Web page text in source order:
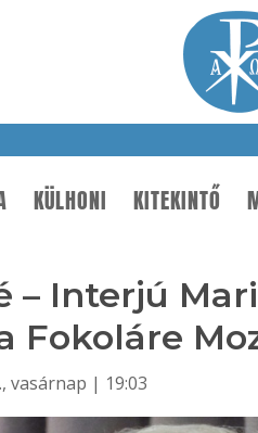
KÜLHONI KITEKINTŐ
– Interjú
Fokoláre
vasárnap | 19:03